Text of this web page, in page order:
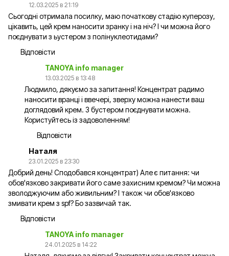
12.03.2025 в 21:19
Сьогодні отримала посилку, маю початкову стадію куперозу,
цікавить, цей крем наносити зранку і на ніч? І чи можна його
поєднувати з ьустером з полінуклеотидами?
Відповісти
TANOYA info manager
13.03.2025 в 13:48
Людмило, дякуємо за запитання! Концентрат радимо
наносити вранці і ввечері, зверху можна нанести ваш
доглядовий крем. З бустером поєднувати можна.
Користуйтесь із задоволенням!
Відповісти
Наталя
23.01.2025 в 23:30
Добрий день! Сподобався концентрат) Але є питання: чи
обов'язково закривати його саме захисним кремом? Чи можна
зволоджуючим або живильним? І також чи обов'язково
змивати крем з spf? Бо зазвичай так.
Відповісти
TANOYA info manager
24.01.2025 в 14:22